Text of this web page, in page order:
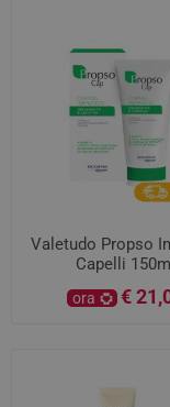
Valetudo Propso
Capelli 150ml
ora €